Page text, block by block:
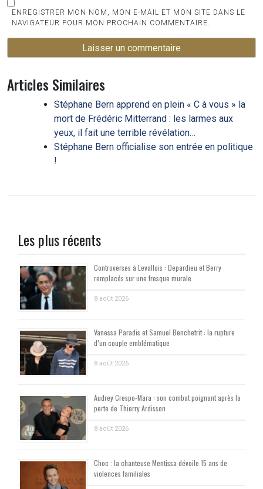
ENREGISTRER MON NOM, MON E-MAIL ET MON SITE DANS LE
NAVIGATEUR POUR MON PROCHAIN COMMENTAIRE.
Articles Similaires
Stéphane Bern apprend en plein « C à vous » la
mort de Frédéric Mitterrand : les larmes aux
yeux, il fait une terrible révélation…
Stéphane Bern officialise son entrée en politique
!
Les plus récents
Controverses à Levallois : Depardieu et Berry
remplacés sur une fresque murale
8 août 2026
Vanessa Paradis et Samuel Benchetrit : la rupture
d’un couple emblématique
8 août 2026
Audrey Crespo-Mara : son combat poignant après la
perte de Thierry Ardisson
8 août 2026
Choc : la chanteuse Mentissa dévoile 15 ans de
violences familiales